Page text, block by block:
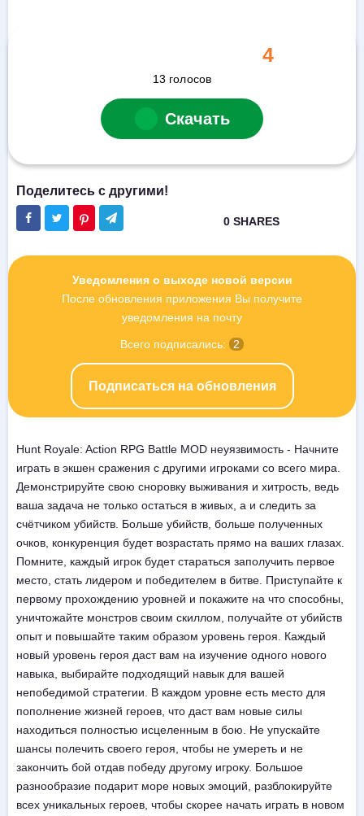
4
13 голосов
Скачать
Уведомления о выходе новой версии
После обновления приложения Вы получите
уведомления на почту
Подписаться на обновления
Всего подписались: 2
Hunt Royale: Action RPG Battle MOD неуязвимость - Начните
играть в экшен сражения с другими игроками со всего мира.
Демонстрируйте свою сноровку выживания и хитрость, ведь
ваша задача не только остаться в живых, а и следить за
счётчиком убийств. Больше убийств, больше полученных
очков, конкуренция будет возрастать прямо на ваших глазах.
Помните, каждый игрок будет стараться заполучить первое
место, стать лидером и победителем в битве. Приступайте к
первому прохождению уровней и покажите на что способны,
уничтожайте монстров своим скиллом, получайте от убийств
опыт и повышайте таким образом уровень героя. Каждый
новый уровень героя даст вам на изучение одного нового
навыка, выбирайте подходящий навык для вашей
непобедимой стратегии. В каждом уровне есть место для
пополнение жизней героев, что даст вам новые силы
находиться полностью исцеленным в бою. Не упускайте
шансы полечить своего героя, чтобы не умереть и не
закончить бой отдав победу другому игроку. Большое
разнообразие подарит море новых эмоций, разблокируйте
всех уникальных героев, чтобы скорее начать играть в новом